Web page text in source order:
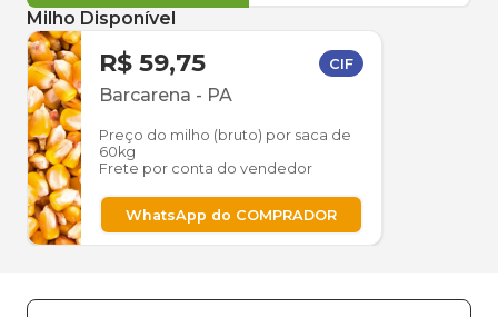
Milho Disponível
R$ 59,75 CIF
Barcarena - PA
Preço do milho (bruto) por saca de
60kg
Frete por conta do vendedor
WhatsApp do COMPRADOR